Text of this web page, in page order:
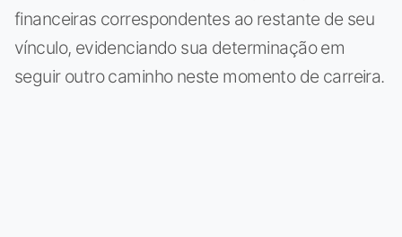
financeiras correspondentes ao restante de seu
vínculo, evidenciando sua determinação em
seguir outro caminho neste momento de carreira.